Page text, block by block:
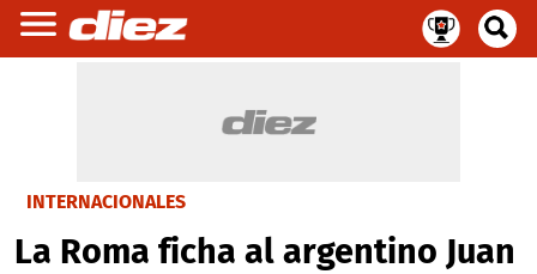
INTERNACIONALES
La Roma ficha al argentino Juan